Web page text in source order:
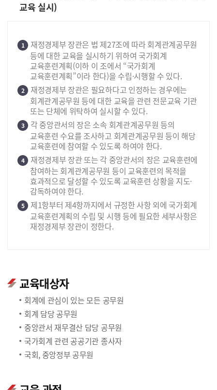
교육 실시)
1
재정경제부 장관은 법 제27조에 따라 회계관계공무원
등에 대한 교육을 실시하기 위하여 국가회계
교육훈련계획(이하 이 조에서 “국가회계
교육훈련계획”이라 한다)을 수립·시행할 수 있다.
2
재정경제부 장관은 필요하다고 인정하는 경우에는
회계관계공무원 등에 대한 교육을 관련 전문교육 기관
또는 단체에 위탁하여 실시할 수 있다.
3
각 중앙관서의 장은 소속 회계관계공무원 등의
교육훈련 수요를 조사하고 회계관계공무원 등이 해당
교육훈련에 참여할 수 있도록 하여야 한다.
4
재정경제부 장관 또는 각 중앙관서의 장은 교육훈련에
참여하는 회계관계공무원 등이 교육훈련의 목적을
효과적으로 달성할 수 있도록 교육훈련 상황을 지도·
감독하여야 한다.
5
제1항부터 제4항까지에서 규정한 사항 외에 국가회계
교육훈련계획의 수립 및 시행 등에 필요한 세부사항은
재정경제부 장관이 정한다.
교육대상자
회계에 관심이 있는 모든 공무원
회계 담당 공무원
중앙관서 재무결산 담당 공무원
국가회계 관련 공공기관 종사자
국회, 중앙정부 공무원